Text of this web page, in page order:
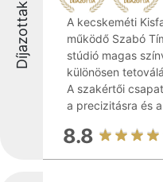
Díjazottak
A kecskeméti
működő Szabó
stúdió magas
különösen
A szakértői
a precizitásra és
8.8